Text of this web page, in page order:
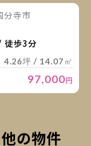
分寺市
徒歩3分
4.26坪 / 14.07㎡
97,000円
の物件